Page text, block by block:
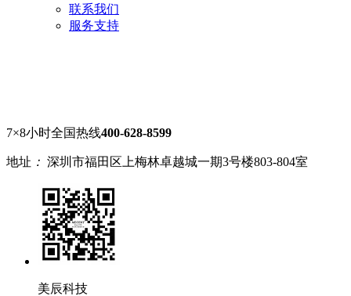
联系我们
服务支持
7×8小时全国热线400-628-8599
地址 ： 深圳市福田区上梅林卓越城一期3号楼803-804室
美辰科技